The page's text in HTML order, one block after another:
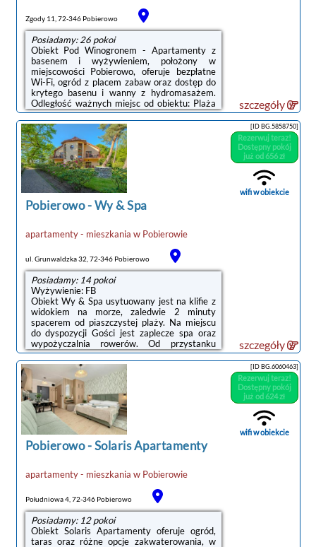
Zgody 11, 72-346 Pobierowo
Posiadamy: 26 pokoi
Obiekt Pod Winogronem - Apartamenty z
basenem i wyżywieniem, położony w
miejscowości Pobierowo, oferuje bezpłatne
Wi-Fi, ogród z placem zabaw oraz dostęp do
krytego basenu i wanny z hydromasażem.
Odległość ważnych miejsc od obiektu: Plaża
Pobierowo – 400 m, Promenada Gwiazd w
Międzyzdrojach – 40 km.W obiekcie
zapewniono część wypoczynkową z
telewizorem z płaskim ekranem z dostępem
do kanałów satelitarnych, aneks kuchenny z
pełnym wyposażeniem, w tym lodówką i płytą
kuchenną, a także prywatną łazienkę z
prysznicem oraz bezpłatnym zestawem
kosmetyków. Do dyspozycji ...
szczegóły
Pobierowo-Wy & Spa
apartamenty - mieszkania w Pobierowie
ul. Grunwaldzka 32, 72-346 Pobierowo
Posiadamy: 14 pokoi
Wyżywienie: FB
Obiekt Wy & Spa usytuowany jest na klifie z
widokiem na morze, zaledwie 2 minuty
spacerem od piaszczystej plaży. Na miejscu
do dyspozycji Gości jest zaplecze spa oraz
wypożyczalnia rowerów. Od przystanku
autobusowego Pobierowo dzieli obiekt 400
metrów. W cenę zakwaterowania wliczone
jest korzystanie z bezprzewodowego dostępu
do Internetu.Przestronne apartamenty w
obiekcie Wy & Spa urządzone są w ciepłych
kolorach. Każdy apartament obejmuje balkon,
aneks kuchenny oraz część wypoczynkową z
telewizorem z płaskim ekranem i dostępem
do kanałów telewizji satelitarnej. W łazience
znajdują ...
[ID BG.5858750]
Rezerwuj teraz!
Dostępny pokój
już od 656 zł
wifi w obiekcie
szczegóły
Pobierowo-Solaris Apartamenty
apartamenty - mieszkania w Pobierowie
Południowa 4, 72-346 Pobierowo
Posiadamy: 12 pokoi
Obiekt Solaris Apartamenty oferuje ogród,
taras oraz różne opcje zakwaterowania, w
[ID BG.6060463]
Rezerwuj teraz!
Dostępny pokój
już od 624 zł
wifi w obiekcie